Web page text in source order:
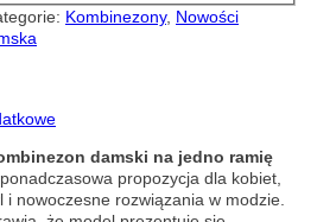
Kombinezony, Nowości
damski na jedno ramię
propozycja dla kobiet,
i nowoczesne rozwiązania w modzie.